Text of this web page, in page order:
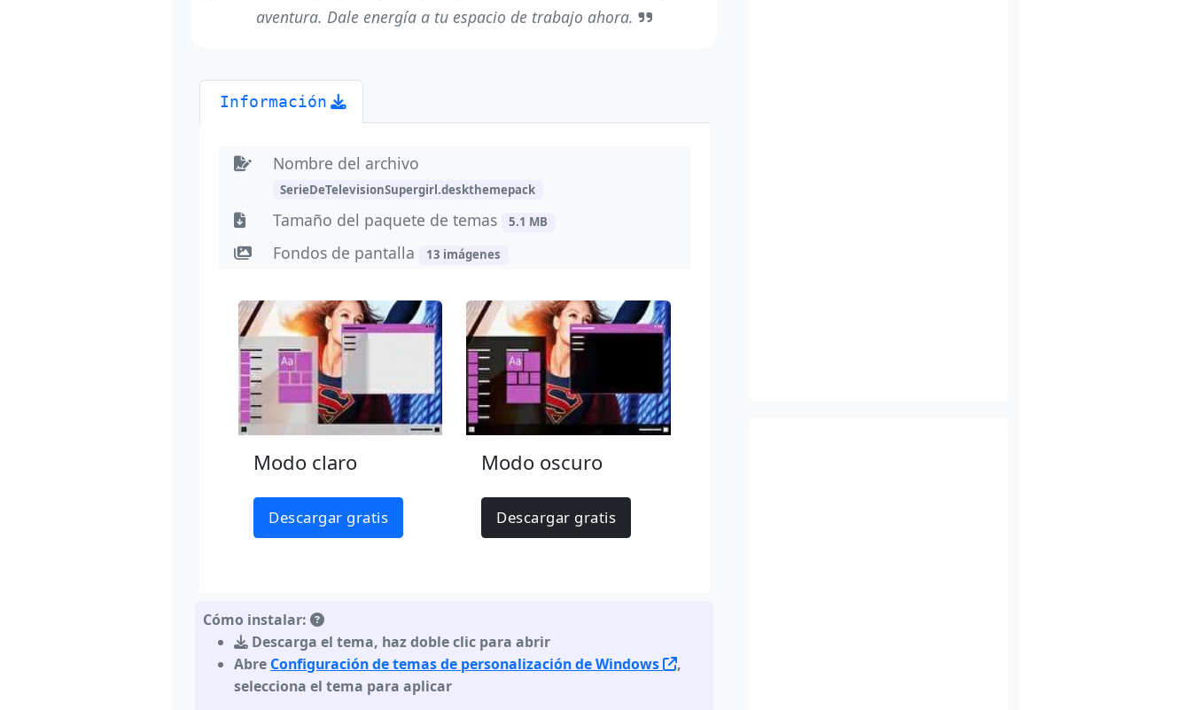
aventura. Dale energía a tu espacio de trabajo ahora.
Información
Nombre del archivo
SerieDeTelevisionSupergirl.deskthemepack
Tamaño del paquete de temas 5.1 MB
Fondos de pantalla 13 imágenes
Modo claro
Descargar gratis
Modo oscuro
Descargar gratis
Cómo instalar:
Descarga el tema, haz doble clic para abrir
Abre Configuración de temas de personalización de Windows
,
selecciona el tema para aplicar